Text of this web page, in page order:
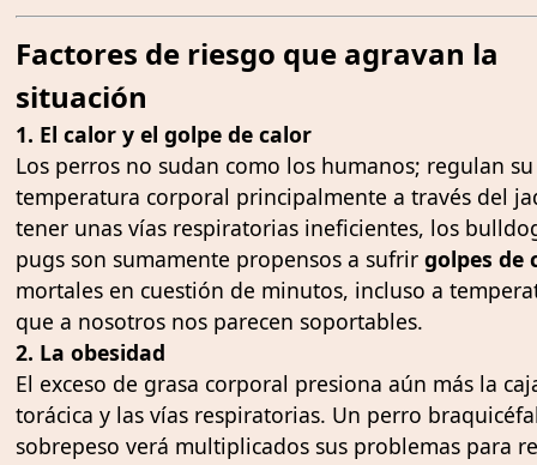
Factores de riesgo que agravan la
situación
1. El calor y el golpe de calor
Los perros no sudan como los humanos; regulan su
temperatura corporal principalmente a través del
tener unas vías respiratorias ineficientes, los
pugs son sumamente propensos a sufrir golpes de
mortales en cuestión de minutos, incluso a
que a nosotros nos parecen soportables.
2. La obesidad
El exceso de grasa corporal presiona aún más la
torácica y las vías respiratorias. Un perro
sobrepeso verá multiplicados sus problemas para